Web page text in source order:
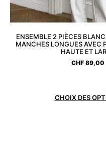
ENSEMBLE 2 PIÈCES
MANCHES LONGUES AVEC
HAUTE ET
CHF 89,00
CHOIX DES